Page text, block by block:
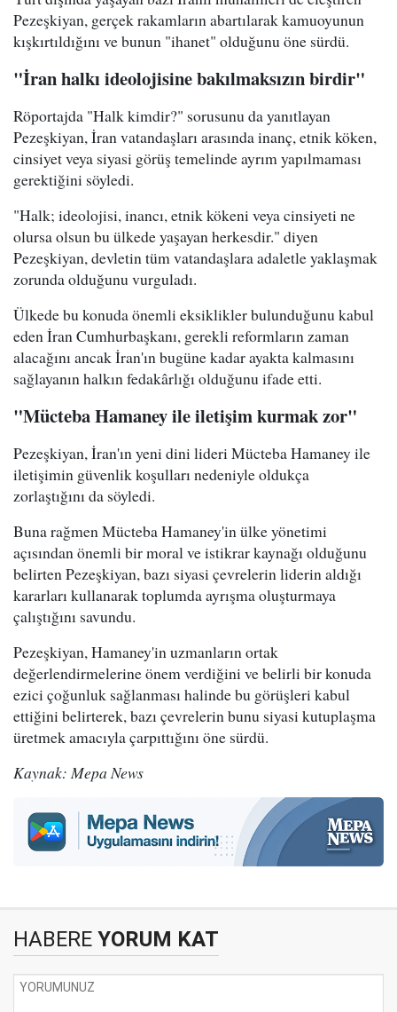
Pezeşkiyan, gerçek rakamların abartılarak kamuoyunun
kışkırtıldığını ve bunun "ihanet" olduğunu öne sürdü.
"İran halkı ideolojisine bakılmaksızın birdir"
Röportajda "Halk kimdir?" sorusunu da yanıtlayan
Pezeşkiyan, İran vatandaşları arasında inanç, etnik köken,
cinsiyet veya siyasi görüş temelinde ayrım yapılmaması
gerektiğini söyledi.
"Halk; ideolojisi, inancı, etnik kökeni veya cinsiyeti ne
olursa olsun bu ülkede yaşayan herkesdir." diyen
Pezeşkiyan, devletin tüm vatandaşlara adaletle yaklaşmak
zorunda olduğunu vurguladı.
Ülkede bu konuda önemli eksiklikler bulunduğunu kabul
eden İran Cumhurbaşkanı, gerekli reformların zaman
alacağını ancak İran'ın bugüne kadar ayakta kalmasını
sağlayanın halkın fedakârlığı olduğunu ifade etti.
"Mücteba Hamaney ile iletişim kurmak zor"
Pezeşkiyan, İran'ın yeni dini lideri Mücteba Hamaney ile
iletişimin güvenlik koşulları nedeniyle oldukça
zorlaştığını da söyledi.
Buna rağmen Mücteba Hamaney'in ülke yönetimi
açısından önemli bir moral ve istikrar kaynağı olduğunu
belirten Pezeşkiyan, bazı siyasi çevrelerin liderin aldığı
kararları kullanarak toplumda ayrışma oluşturmaya
çalıştığını savundu.
Pezeşkiyan, Hamaney'in uzmanların ortak
değerlendirmelerine önem verdiğini ve belirli bir konuda
ezici çoğunluk sağlanması halinde bu görüşleri kabul
ettiğini belirterek, bazı çevrelerin bunu siyasi kutuplaşma
üretmek amacıyla çarpıttığını öne sürdü.
Kaynak: Mepa News
HABERE YORUM KAT